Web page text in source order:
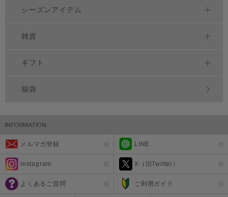
シーズンアイテム
雑貨
ギフト
福袋
メルマガ登録 LINE
Instagram X（旧Twitter）
よくあるご質問 ご利用ガイド